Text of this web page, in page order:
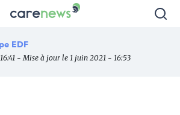
Carenews,
média
des
EDF
- Mise à jour le 1 juin 2021 - 16:53